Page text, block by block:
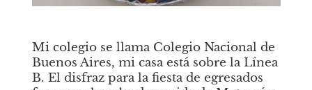
Mi colegio se llama Colegio Nacional de
Buenos Aires, mi casa está sobre la Línea
B. El disfraz para la fiesta de egresados